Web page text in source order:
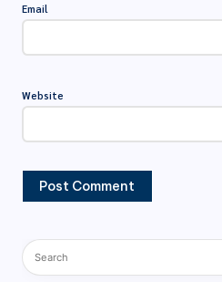
Email
Website